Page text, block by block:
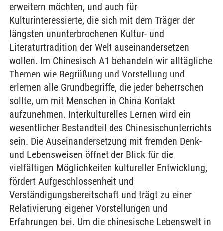
erweitern möchten, und auch für
Kulturinteressierte, die sich mit dem Träger der
längsten ununterbrochenen Kultur- und
Literaturtradition der Welt auseinandersetzen
wollen. Im Chinesisch A1 behandeln wir alltägliche
Themen wie Begrüßung und Vorstellung und
erlernen alle Grundbegriffe, die jeder beherrschen
sollte, um mit Menschen in China Kontakt
aufzunehmen. Interkulturelles Lernen wird ein
wesentlicher Bestandteil des Chinesischunterrichts
sein. Die Auseinandersetzung mit fremden Denk-
und Lebensweisen öffnet der Blick für die
vielfältigen Möglichkeiten kultureller Entwicklung,
fördert Aufgeschlossenheit und
Verständigungsbereitschaft und trägt zu einer
Relativierung eigener Vorstellungen und
Erfahrungen bei. Um die chinesische Lebenswelt in